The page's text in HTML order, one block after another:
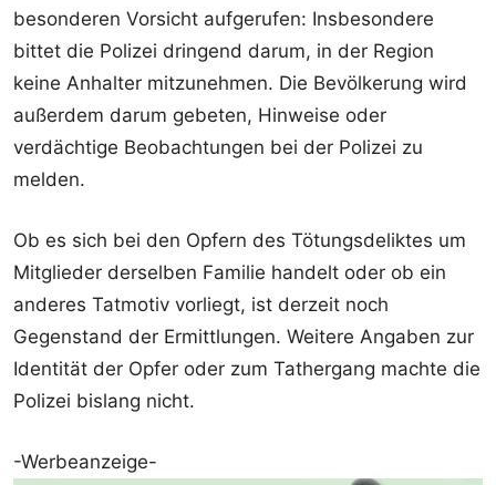
besonderen Vorsicht aufgerufen: Insbesondere
bittet die Polizei dringend darum, in der Region
keine Anhalter mitzunehmen. Die Bevölkerung wird
außerdem darum gebeten, Hinweise oder
verdächtige Beobachtungen bei der Polizei zu
melden.
Ob es sich bei den Opfern des Tötungsdeliktes um
Mitglieder derselben Familie handelt oder ob ein
anderes Tatmotiv vorliegt, ist derzeit noch
Gegenstand der Ermittlungen. Weitere Angaben zur
Identität der Opfer oder zum Tathergang machte die
Polizei bislang nicht.
-Werbeanzeige-